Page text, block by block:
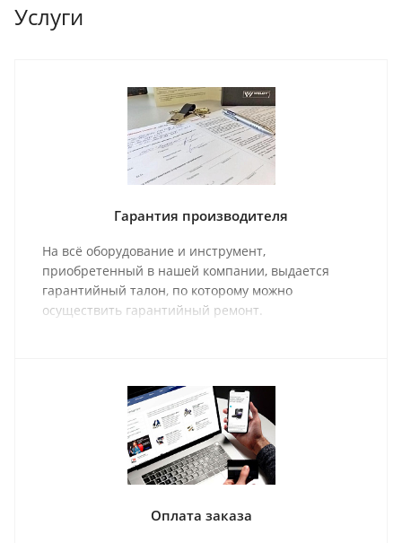
Услуги
Гарантия производителя
На всё оборудование и инструмент,
приобретенный в нашей компании, выдается
гарантийный талон, по которому можно
осуществить гарантийный ремонт.
Оплата заказа